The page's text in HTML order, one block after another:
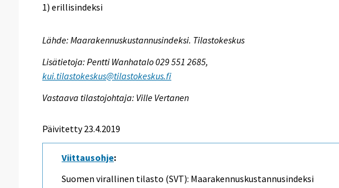
1) erillisindeksi
Lähde: Maarakennuskustannusindeksi. Tilastokeskus
Lisätietoja: Pentti Wanhatalo 029 551 2685,
kui.tilastokeskus@tilastokeskus.fi
Vastaava tilastojohtaja: Ville Vertanen
Päivitetty 23.4.2019
Viittausohje:
Suomen virallinen tilasto (SVT): Maarakennuskustannusindeksi